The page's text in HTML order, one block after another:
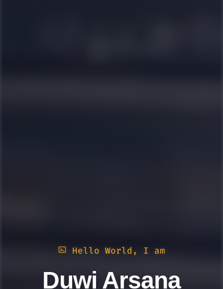
Hello World, I am
Duwi Arsana